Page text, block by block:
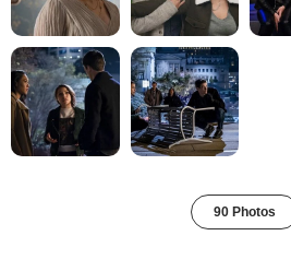
90 Photos